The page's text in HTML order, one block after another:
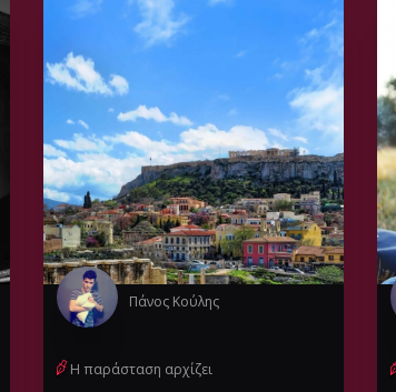
Πάνος Κούλης
Η παράσταση αρχίζει